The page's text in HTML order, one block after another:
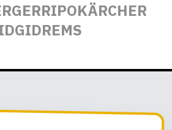
RIPOKÄRCHER
REMS